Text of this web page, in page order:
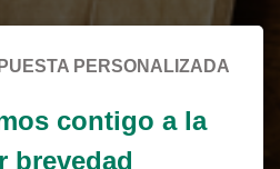
PERSONALIZADA
contigo a la
brevedad